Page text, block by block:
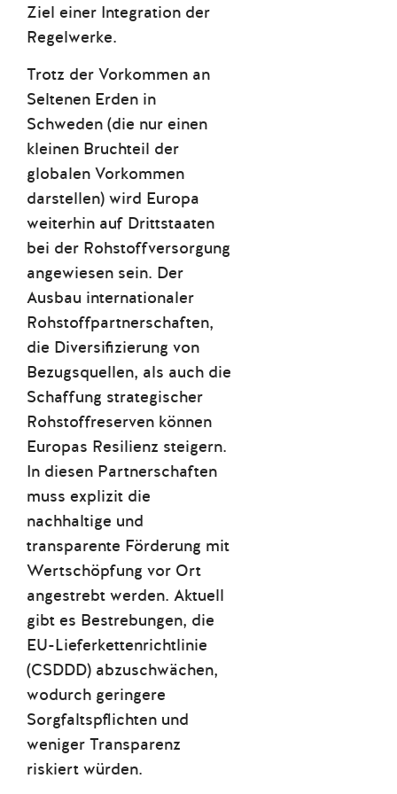
Ziel einer Integration der
Regelwerke.
Trotz der Vorkommen an
Seltenen Erden in
Schweden (die nur einen
kleinen Bruchteil der
globalen Vorkommen
darstellen) wird Europa
weiterhin auf Drittstaaten
bei der Rohstoffversorgung
angewiesen sein. Der
Ausbau internationaler
Rohstoffpartnerschaften,
die Diversifizierung von
Bezugsquellen, als auch die
Schaffung strategischer
Rohstoffreserven können
Europas Resilienz steigern.
In diesen Partnerschaften
muss explizit die
nachhaltige und
transparente Förderung mit
Wertschöpfung vor Ort
angestrebt werden. Aktuell
gibt es Bestrebungen, die
EU-Lieferkettenrichtlinie
(CSDDD) abzuschwächen,
wodurch geringere
Sorgfaltspflichten und
weniger Transparenz
riskiert würden.